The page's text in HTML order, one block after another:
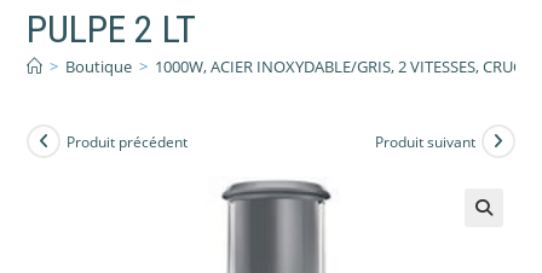
PULPE 2 LT
> Boutique > 1000W, ACIER INOXYDABLE/GRIS, 2 VITESSES,
Produit précédent Produit suivant